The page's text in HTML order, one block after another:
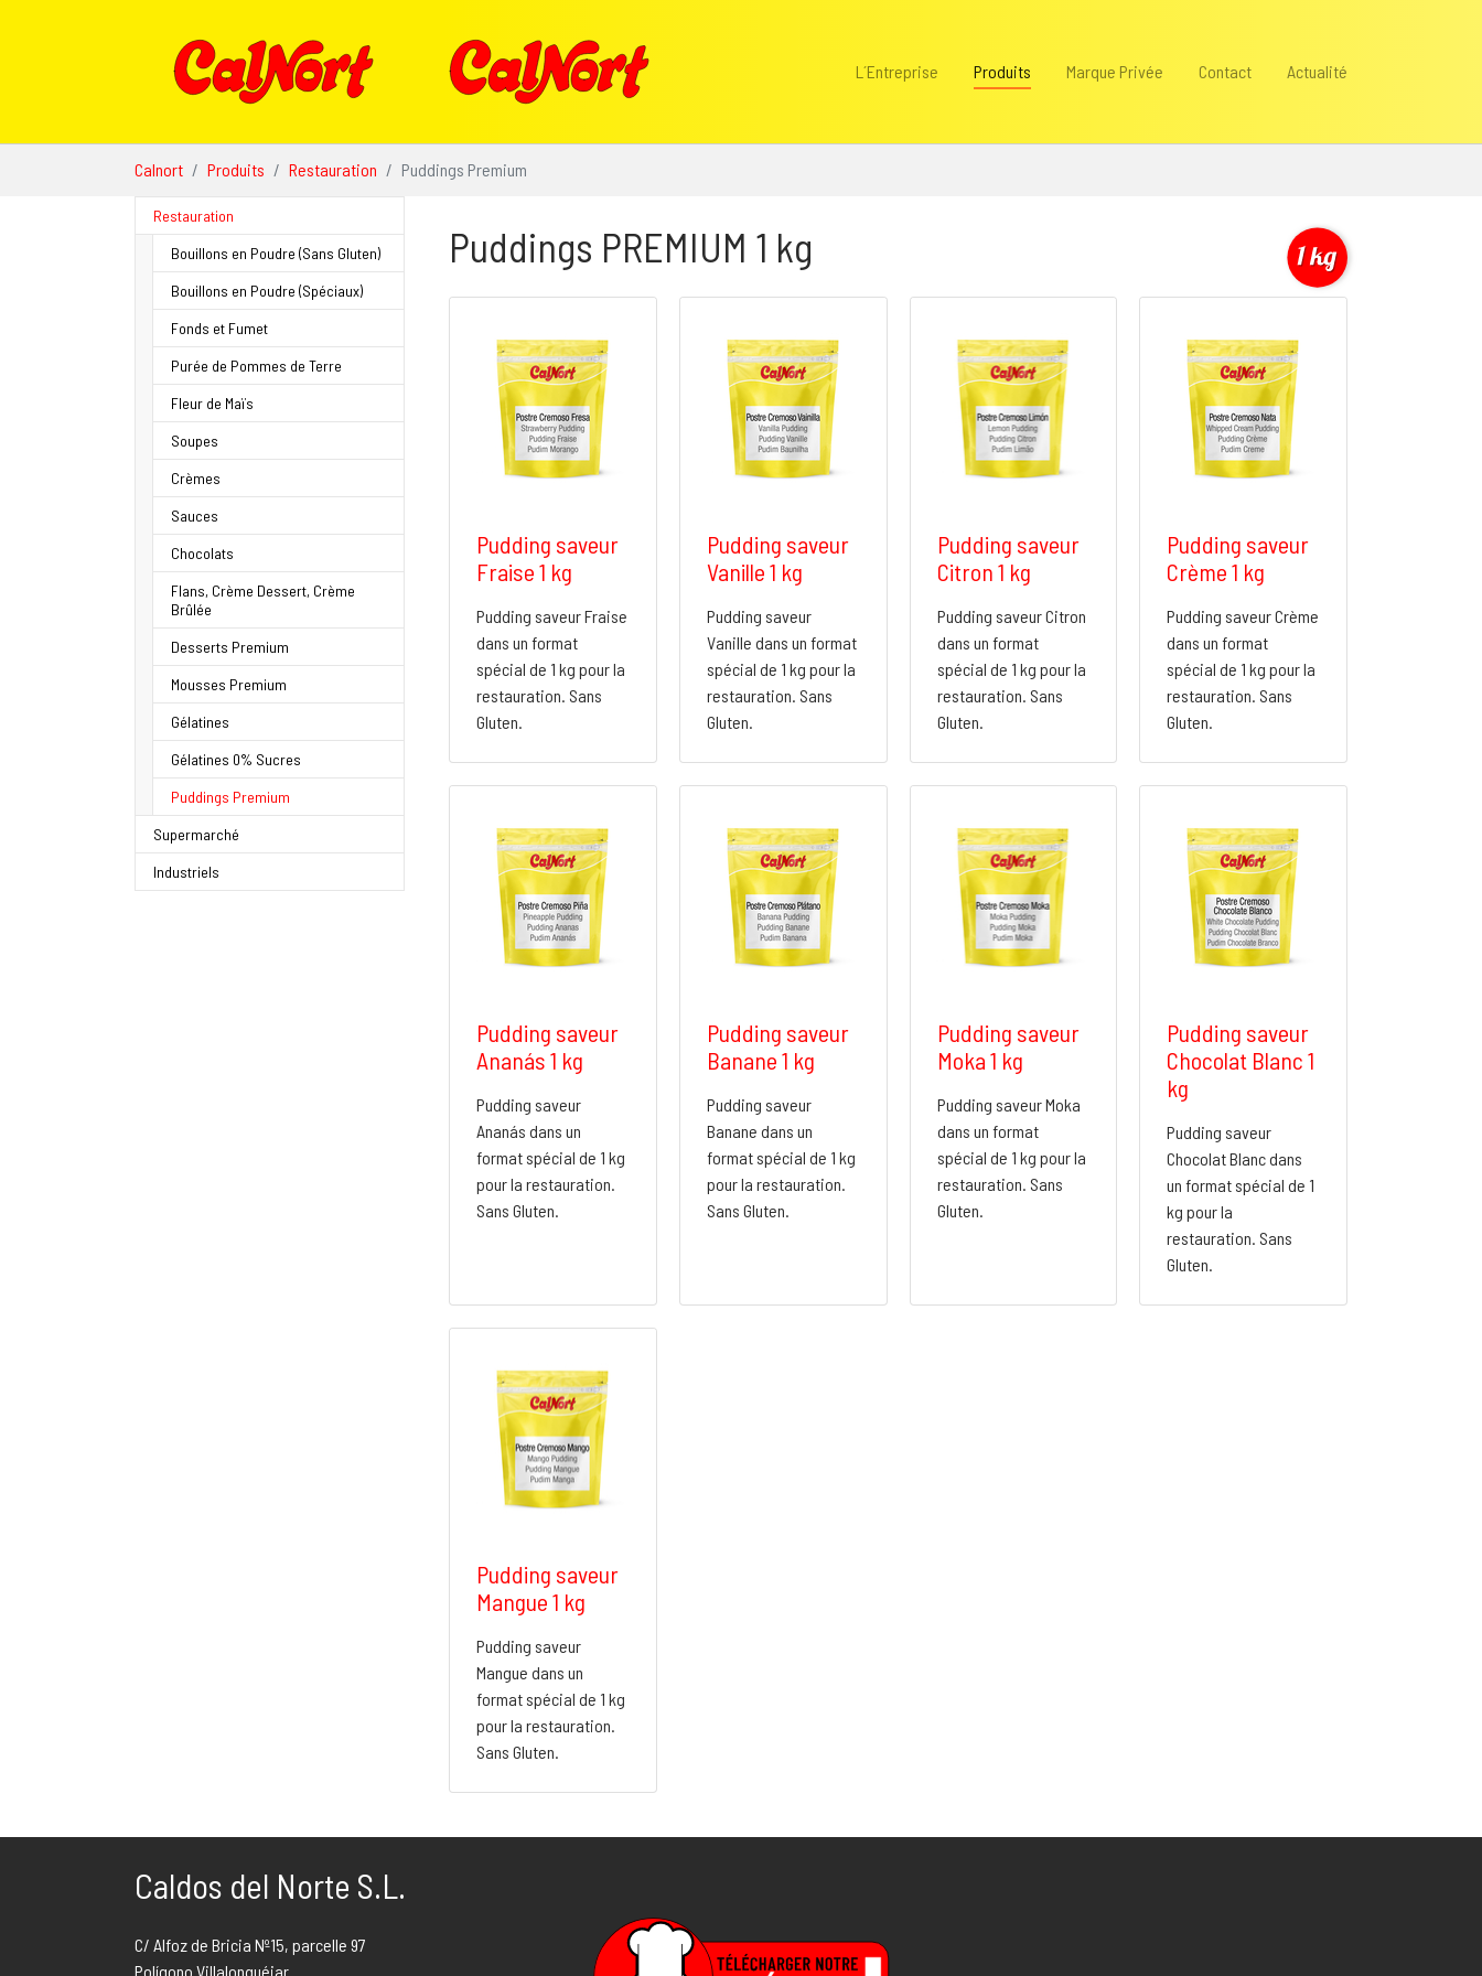
L´Entreprise Produits Marque Privée Contact Actualité
Calnort Produits Restauration Puddings Premium
Restauration
Bouillons en Poudre (Sans Gluten)
Bouillons en Poudre (Spéciaux)
Fonds et Fumet
Purée de Pommes de Terre
Fleur de Maïs
Soupes
Crèmes
Sauces
Chocolats
Flans, Crème Dessert, Crème
Brûlée
Desserts Premium
Mousses Premium
Gélatines
Gélatines 0% Sucres
Puddings Premium
Supermarché
Industriels
Puddings PREMIUM 1 kg
Pudding saveur
Fraise 1 kg
Pudding saveur Fraise
dans un format
spécial de 1 kg pour la
restauration. Sans
Gluten.
Pudding saveur
Vanille 1 kg
Pudding saveur
Vanille dans un format
spécial de 1 kg pour la
restauration. Sans
Gluten.
Pudding saveur
Citron 1 kg
Pudding saveur Citron
dans un format
spécial de 1 kg pour la
restauration. Sans
Gluten.
Pudding saveur
Crème 1 kg
Pudding saveur Crème
dans un format
spécial de 1 kg pour la
restauration. Sans
Gluten.
Pudding saveur
Ananás 1 kg
Pudding saveur
Ananás dans un
format spécial de 1 kg
pour la restauration.
Sans Gluten.
Pudding saveur
Banane 1 kg
Pudding saveur
Banane dans un
format spécial de 1 kg
pour la restauration.
Sans Gluten.
Pudding saveur
Moka 1 kg
Pudding saveur Moka
dans un format
spécial de 1 kg pour la
restauration. Sans
Gluten.
Pudding saveur
Chocolat Blanc 1
kg
Pudding saveur
Chocolat Blanc dans
un format spécial de 1
kg pour la
restauration. Sans
Gluten.
Pudding saveur
Mangue 1 kg
Pudding saveur
Mangue dans un
format spécial de 1 kg
pour la restauration.
Sans Gluten.
Caldos del Norte S.L.
C/ Alfoz de Bricia Nº15, parcelle 97
Polígono Villalonquéjar